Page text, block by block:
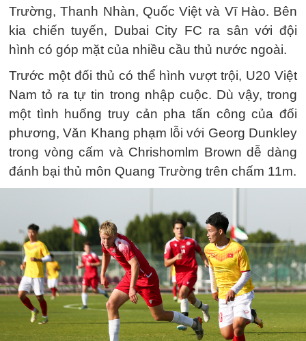
Trường, Thanh Nhàn, Quốc Việt và Vĩ Hào. Bên
kia chiến tuyến, Dubai City FC ra sân với đội
hình có góp mặt của nhiều cầu thủ nước ngoài.
Trước một đối thủ có thể hình vượt trội, U20 Việt
Nam tỏ ra tự tin trong nhập cuộc. Dù vậy, trong
một tình huống truy cản pha tấn công của đối
phương, Văn Khang phạm lỗi với Georg Dunkley
trong vòng cấm và Chrishomlm Brown dễ dàng
đánh bại thủ môn Quang Trường trên chấm 11m.